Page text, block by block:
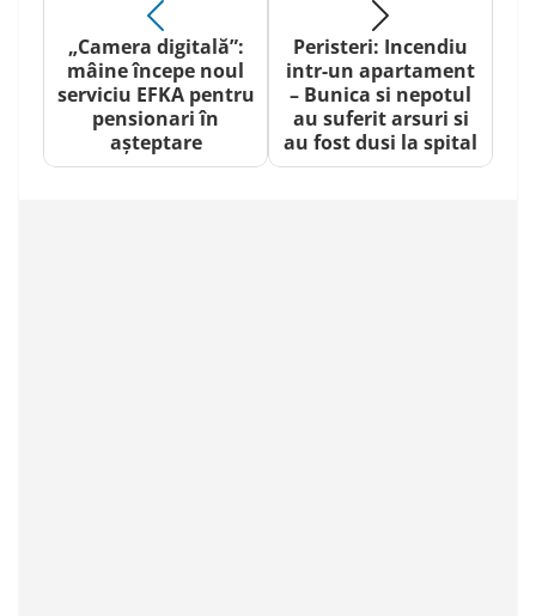
„Camera digitală”:
mâine începe noul
serviciu EFKA pentru
pensionari în
așteptare
Peristeri: Incendiu
intr-un apartament
– Bunica si nepotul
au suferit arsuri si
au fost dusi la spital